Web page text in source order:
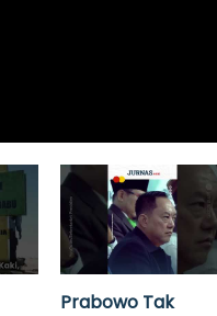
Prabowo Tak